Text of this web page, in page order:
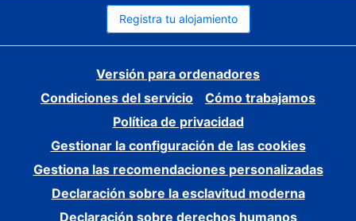
Registra tu alojamiento
Versión para ordenadores
Condiciones del servicio
Cómo trabajamos
Política de privacidad
Gestionar la configuración de las cookies
Gestiona las recomendaciones personalizadas
Declaración sobre la esclavitud moderna
Declaración sobre derechos humanos